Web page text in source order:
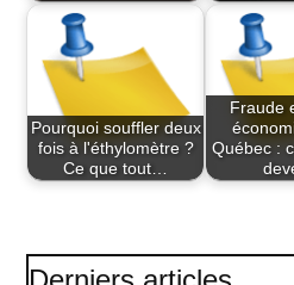
Pourquoi souffler deux
fois à l'éthylomètre ?
Ce que tout…
Fraude
Québec :